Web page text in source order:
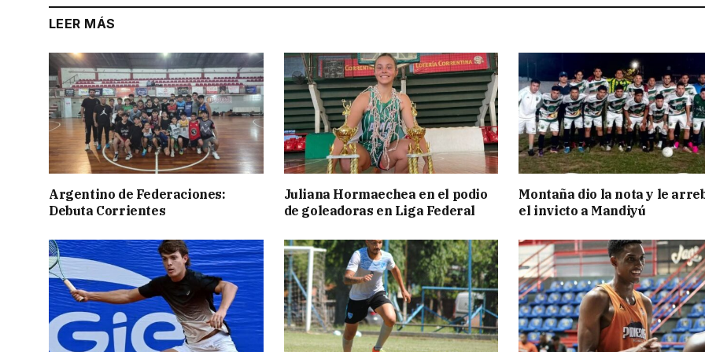
LEER MÁS
Argentino de Federaciones:
Debuta Corrientes
Juliana Hormaechea en el podio
de goleadoras en Liga Federal
Montaña dio la nota y le
el invicto a Mandiyú